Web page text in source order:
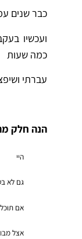
כבר שנים
ועכשיו
כמה שעות
עברתי
הנה חלק
היי
גם לא
אם
אצל